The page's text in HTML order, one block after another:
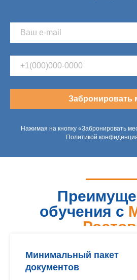
Забронировать
Нажимая на кнопку «Забронировать
Политикой
обучения с
Минимальный пакет
документов